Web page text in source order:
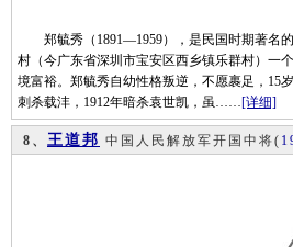
郑毓秀（1891—1959），是民国时期著名的
村（今广东省深圳市宝安区西乡镇乐群村）一
境富裕。郑毓秀自幼性格叛逆，不愿裹足，15
刺杀载沣，1912年暗杀袁世凯，虽……[详细]
8、 王道邦 中国人民解放军开国中将(